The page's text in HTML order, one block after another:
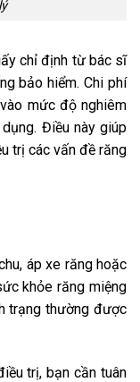
chỉ định từ bác sĩ
bảo hiểm. Chi phí
mức độ nghiêm
Điều này giúp
trị các vấn đề răng
áp xe răng hoặc
khỏe răng miệng
trạng thường được
trị, bạn cần tuân